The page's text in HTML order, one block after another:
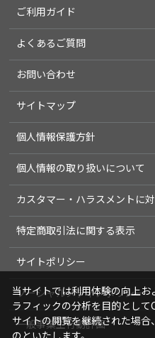
ご利用ガイド
よくあるご質問
お問い合わせ
サイトマップ
個人情報保護方針
個人情報の取り扱いについて
カスタマー・ハラスメントに
特定商取引法に関する表示
サイトポリシー
ソーシャルメディアポリシー
一般事業主行動計画
当サイトでは利用体験の向上
ラフィックの分析を目的として
サイトの閲覧を継続された場